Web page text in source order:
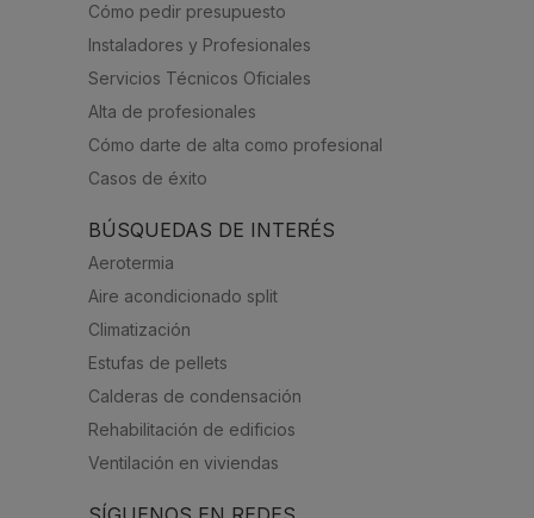
Cómo pedir presupuesto
Instaladores y Profesionales
Servicios Técnicos Oficiales
Alta de profesionales
Cómo darte de alta como profesional
Casos de éxito
BÚSQUEDAS DE INTERÉS
Aerotermia
Aire acondicionado split
Climatización
Estufas de pellets
Calderas de condensación
Rehabilitación de edificios
Ventilación en viviendas